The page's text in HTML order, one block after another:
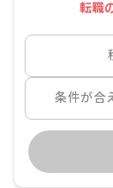
転職
条件が合